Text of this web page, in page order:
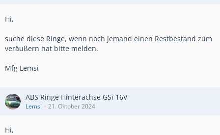
Hi,
suche diese Ringe, wenn noch jemand einen Restbestand zum
veräußern hat bitte melden.
Mfg Lemsi
ABS Ringe Hinterachse GSi 16V
Lemsi 21. Oktober 2024
Hi,